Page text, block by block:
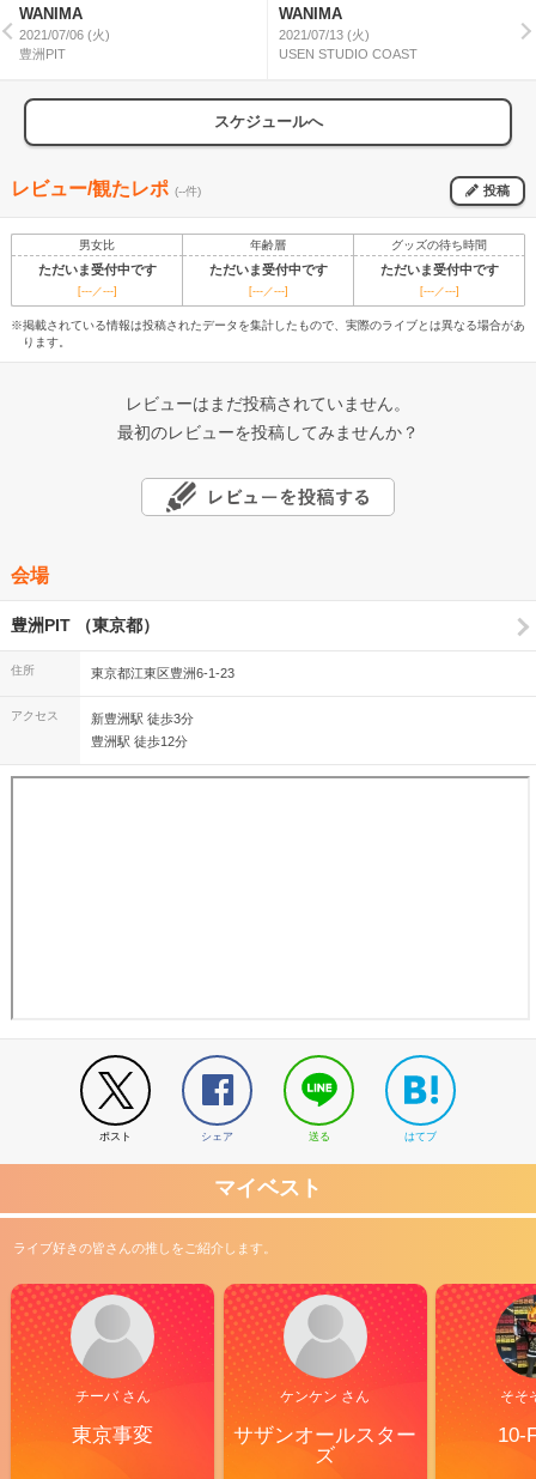
WANIMA
2021/07/06 (火)
豊洲PIT
WANIMA
2021/07/13 (火)
USEN STUDIO COAST
スケジュールへ
レビュー/観たレポ (--件) 投稿
男女比 年齢層 グッズの待ち時間
ただいま受付中です ただいま受付中です ただいま受付中です
[---／---] [---／---] [---／---]
※掲載されている情報は投稿されたデータを集計したもので、実際のライブとは異なる場合があ
ります。
レビューはまだ投稿されていません。
最初のレビューを投稿してみませんか？
会場
豊洲PIT （東京都）
住所 東京都江東区豊洲6-1-23
アクセス
新豊洲駅 徒歩3分
豊洲駅 徒歩12分
ポスト シェア 送る はてブ
マイベスト
ライブ好きの皆さんの推しをご紹介します。
チーバ さん
東京事変
ケンケン さん
サザンオールスター
ズ
そそ
10-